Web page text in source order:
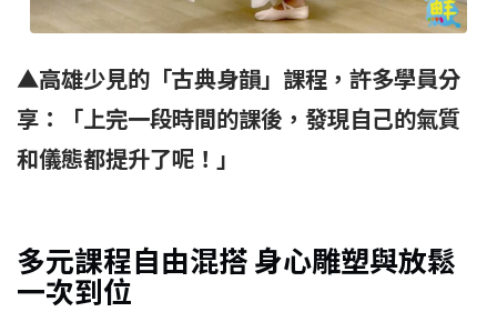
▲高雄少見的「古典身韻」課程，許多學員分
享：「上完一段時間的課後，發現自己的氣質
和儀態都提升了呢！」
多元課程自由混搭 身心雕塑與放鬆
一次到位